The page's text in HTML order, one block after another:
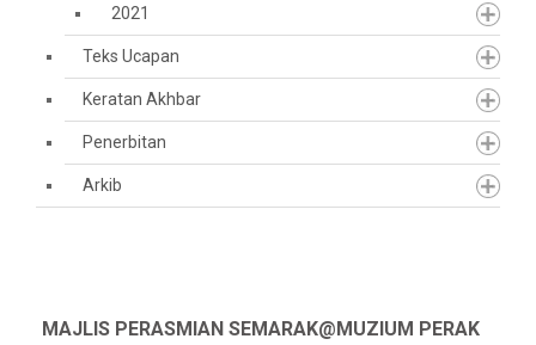
2021
Teks Ucapan
Keratan Akhbar
Penerbitan
Arkib
MAJLIS PERASMIAN SEMARAK@MUZIUM PERAK